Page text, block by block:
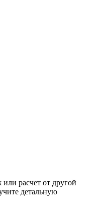
расчет от другой
детальную